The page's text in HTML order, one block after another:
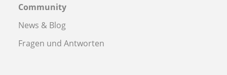
Community
News & Blog
Fragen und Antworten